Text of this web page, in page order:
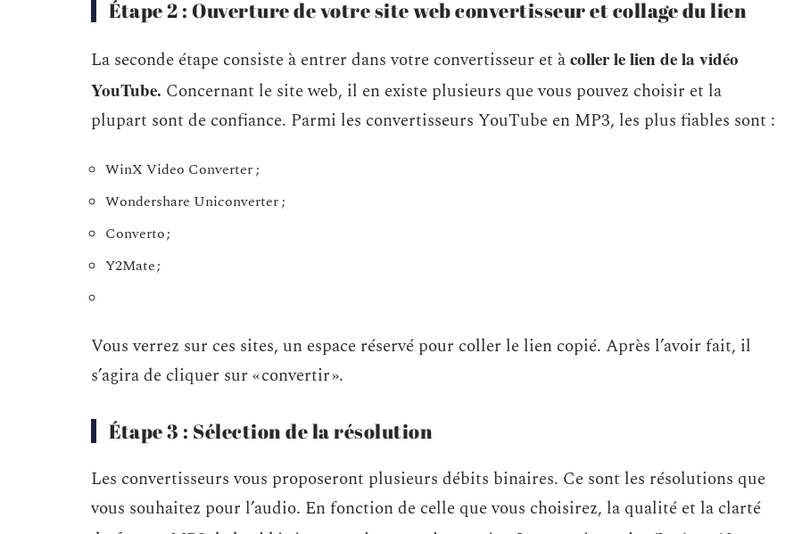
Étape 2 : Ouverture de votre site web convertisseur et collage du lien
La seconde étape consiste à entrer dans votre convertisseur et àcoller le lien de la vidéo
YouTube. Concernant le site web, il en existe plusieurs que vous pouvez choisir et la
plupart sont de confiance. Parmi les convertisseurs YouTube en MP3, les plus fiables sont :
WinX Video Converter ;
Wondershare Uniconverter ;
Converto ;
Y2Mate ;
Vous verrez sur ces sites, un espace réservé pour coller le lien copié. Après l’avoir fait, il
s’agira de cliquer sur « convertir ».
Étape 3 : Sélection de la résolution
Les convertisseurs vous proposeront plusieurs débits binaires. Ce sont les résolutions que
vous souhaitez pour l’audio. En fonction de celle que vous choisirez, la qualité et la clarté